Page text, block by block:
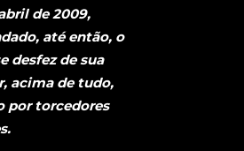
de 2009,
até então, o
desfez de sua
acima de tudo,
por torcedores